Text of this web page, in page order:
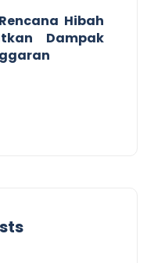
Hibah
Dampak